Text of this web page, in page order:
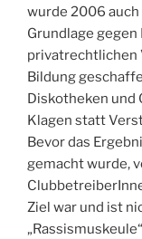
wurde 2006
Grundlage
privatrechtlichen
Bildung
Diskotheken und
Klagen statt
Bevor das
gemacht wurde,
Ziel war und ist